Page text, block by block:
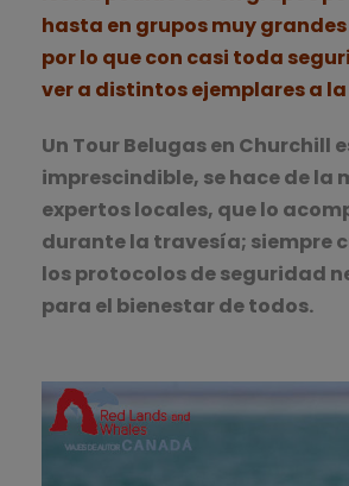
hasta en grupos muy
por lo que con casi toda
ver a distintos ejemplares a
Un Tour Belugas en Churchill
imprescindible, se hace de la
expertos locales, que lo
durante la travesía; siempre
los protocolos de seguridad
para el bienestar de todos.